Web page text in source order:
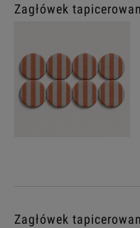
Zagłówek
Zagłówek